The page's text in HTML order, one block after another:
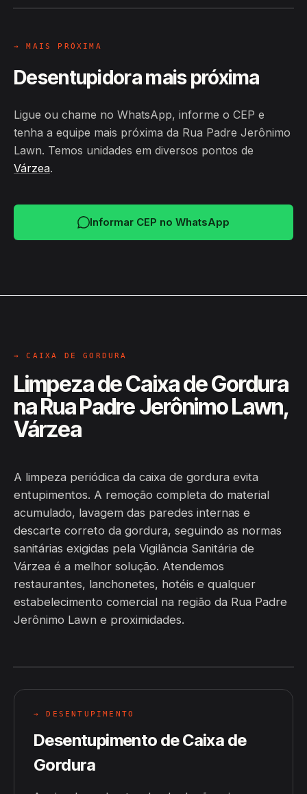
→ MAIS PRÓXIMA
Desentupidora mais próxima
Ligue ou chame no WhatsApp, informe o CEP e
tenha a equipe mais próxima da Rua Padre Jerônimo
Lawn. Temos unidades em diversos pontos de
Várzea.
Informar CEP no WhatsApp
→ CAIXA DE GORDURA
Limpeza de Caixa de Gordura
na Rua Padre Jerônimo Lawn,
Várzea
A limpeza periódica da caixa de gordura evita
entupimentos. A remoção completa do material
acumulado, lavagem das paredes internas e
descarte correto da gordura, seguindo as normas
sanitárias exigidas pela Vigilância Sanitária de
Várzea é a melhor solução. Atendemos
restaurantes, lanchonetes, hotéis e qualquer
estabelecimento comercial na região da Rua Padre
Jerônimo Lawn e proximidades.
→ DESENTUPIMENTO
Desentupimento de Caixa de
Gordura